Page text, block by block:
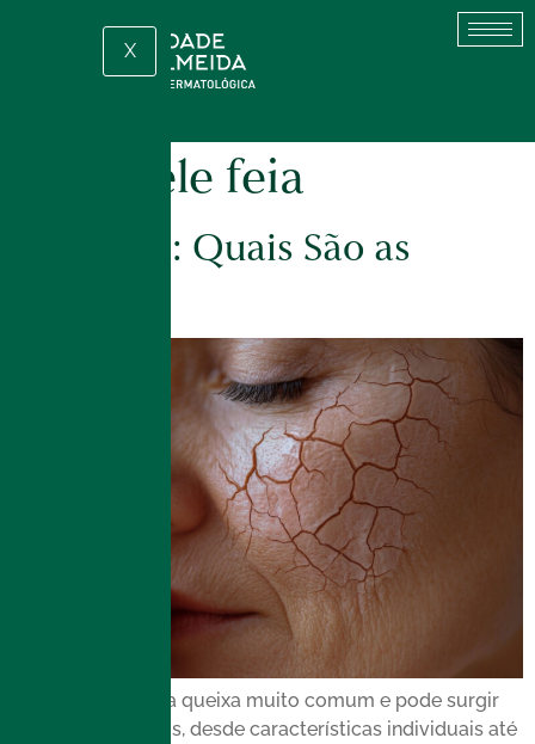
X
pele feia
Pele Seca: Quais São as
A pele seca é uma queixa muito comum e pode surgir
por vários motivos, desde características individuais até